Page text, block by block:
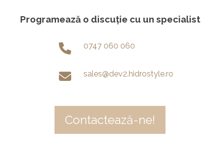
Programează o discuție cu un specialist
0747 060 060
sales@dev2.hidrostyle.ro
Contactează-ne!